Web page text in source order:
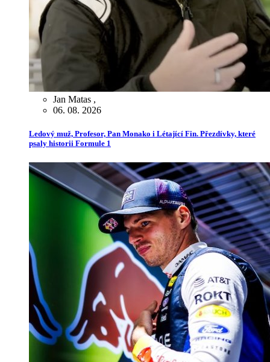
Jan Matas ,
06. 08. 2026
Ledový muž, Profesor, Pan Monako i Létající Fin. Přezdívky, které
psaly historii Formule 1